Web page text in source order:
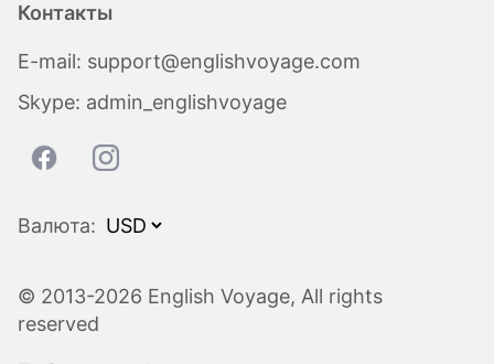
Контакты
E-mail: support@englishvoyage.com
Skype: admin_englishvoyage
Валюта:
© 2013-2026 English Voyage, All rights
reserved